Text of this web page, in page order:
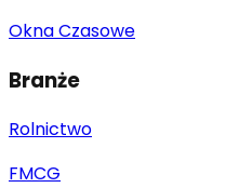
Okna Czasowe
Branże
Rolnictwo
FMCG